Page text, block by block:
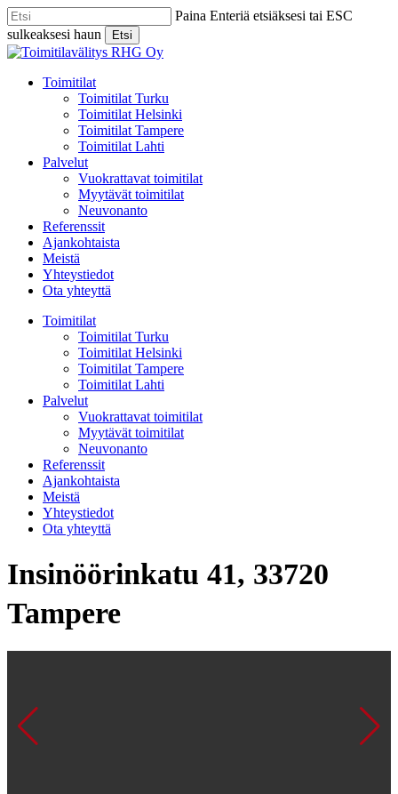
Skip
to
main
content
Paina Enteriä etsiäksesi tai ESC
sulkeaksesi haun
Etsi
Close
Menu
Toimitilat
Toimitilat Turku
Toimitilat Helsinki
Toimitilat Tampere
Toimitilat Lahti
Palvelut
Vuokrattavat toimitilat
Myytävät toimitilat
Neuvonanto
Referenssit
Ajankohtaista
Meistä
Yhteystiedot
Ota yhteyttä
Toimitilat
Toimitilat Turku
Toimitilat Helsinki
Toimitilat Tampere
Toimitilat Lahti
Palvelut
Vuokrattavat toimitilat
Myytävät toimitilat
Neuvonanto
Referenssit
Ajankohtaista
Meistä
Yhteystiedot
Ota yhteyttä
Insinöörinkatu 41, 33720
Tampere